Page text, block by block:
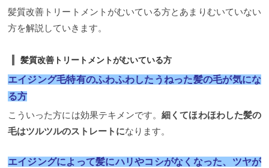
髪質改善トリートメントがむいている方とあまりむいていない
方を解説していきます。
髪質改善トリートメントがむいている方
エイジング毛特有のふわふわしたうねった髪の毛が気にな
る方
こういった方には効果テキメンです。細くてほわほわした髪の
毛はツルツルのストレートになります。
エイジングによって髪にハリやコシがなくなった、ツヤが